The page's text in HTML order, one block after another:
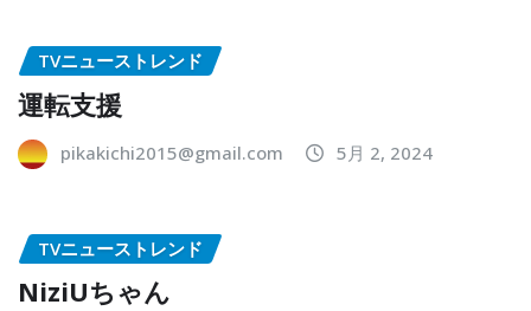
TVニューストレンド
運転支援
pikakichi2015@gmail.com 5月 2, 2024
TVニューストレンド
NiziUちゃん